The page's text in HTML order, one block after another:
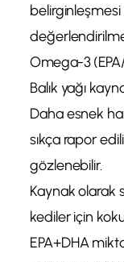
Omega-3
Balık yağı
Daha esnek
sıkça rapor
gözlenebilir.
Kaynak olarak
kediler için
EPA+DHA